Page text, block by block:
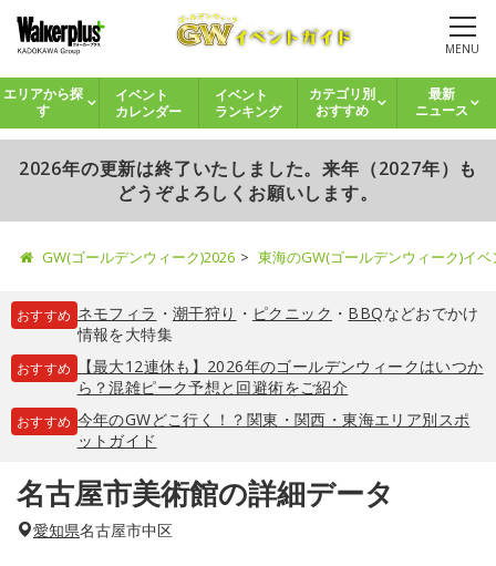
MENU
エリアから探
す
イベント
カレンダー
イベント
ランキング
カテゴリ別
おすすめ
最新
ニュース
2026年の更新は終了いたしました。来年（2027年）も
どうぞよろしくお願いします。
GW(ゴールデンウィーク)2026 東海のGW(ゴールデンウィーク)イ
おすすめ ネモフィラ ・ 潮干狩り ・ ピクニック ・ BBQなどおでかけ
情報を大特集
おすすめ
【最大12連休も】2026年のゴールデンウィークはいつか
ら？混雑ピーク予想と回避術をご紹介
おすすめ 今年のGWどこ行く！？関東・関西・東海エリア別スポ
ットガイド
名古屋市美術館の詳細データ
愛知県名古屋市中区